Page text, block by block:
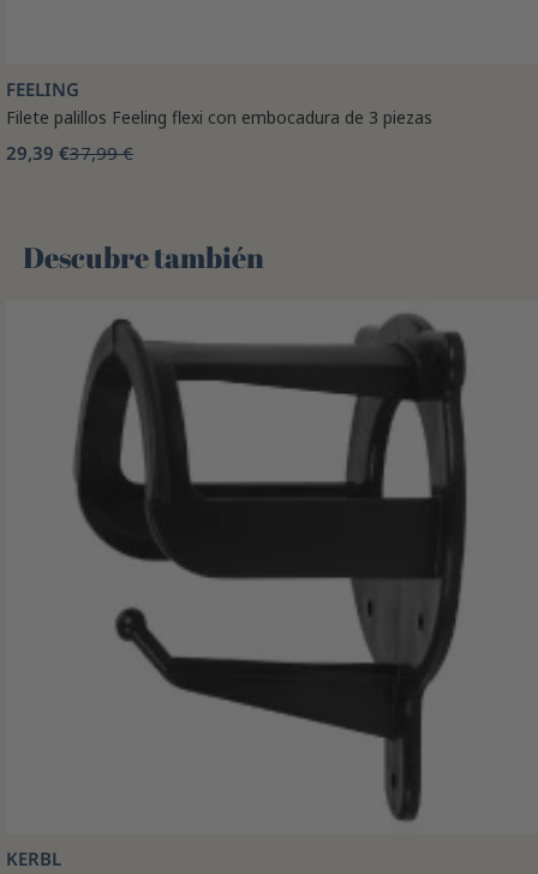
FEELING
Filete palillos Feeling flexi con embocadura de 3 piezas
29,39 €37,99 €
Descubre también 🌻
KERBL